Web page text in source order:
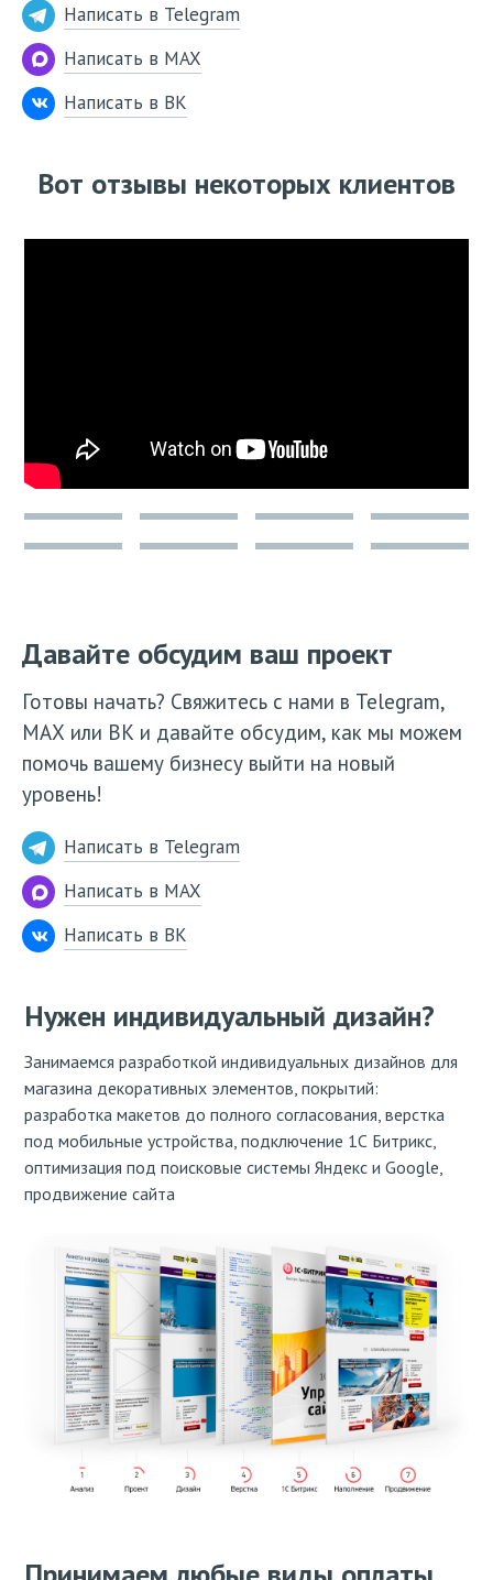
Написать в Telegram
Написать в MAX
Написать в ВК
Вот отзывы некоторых клиентов
Давайте обсудим ваш проект
Готовы начать? Свяжитесь с нами в Telegram,
МАХ или ВК и давайте обсудим, как мы можем
помочь вашему бизнесу выйти на новый
уровень!
Написать в Telegram
Написать в MAX
Написать в ВК
Нужен индивидуальный дизайн?
Занимаемся разработкой индивидуальных дизайнов для
магазина декоративных элементов, покрытий:
разработка макетов до полного согласования, верстка
под мобильные устройства, подключение 1С Битрикс,
оптимизация под поисковые системы Яндекс и Google,
продвижение сайта